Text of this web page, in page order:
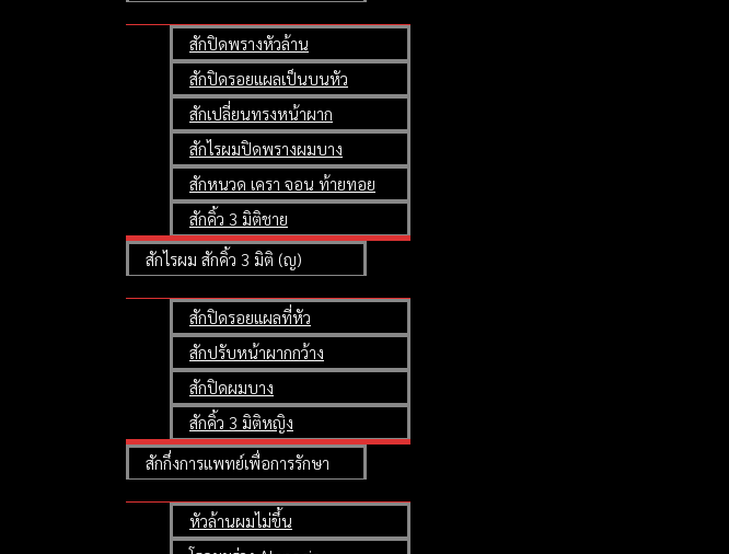
สักปิดพรางหัวล้าน
สักปิดรอยแผลเป็นบนหัว
สักเปลี่ยนทรงหน้าผาก
สักไรผมปิดพรางผมบาง
สักหนวด เครา จอน ท้ายทอย
สักคิ้ว 3 มิติชาย
สักไรผม สักคิ้ว 3 มิติ (ญ)
สักปิดรอยแผลที่หัว
สักปรับหน้าผากกว้าง
สักปิดผมบาง
สักคิ้ว 3 มิติหญิง
สักกึ่งการแพทย์เพื่อการรักษา
หัวล้านผมไม่ขึ้น
SMP Private Class
เรียนสักปิดรอยแผล / สักปิดผมบาง
เน้นฝึกสอนปฏิบัติกับหุ่นจริง
Dr. Jutamanee Sudjai (Student)
Teach & Control by Master Swan